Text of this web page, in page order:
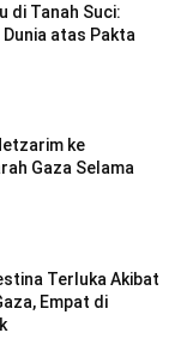
di Tanah Suci:
atas Pakta
ke
Gaza Selama
Terluka Akibat
Empat di